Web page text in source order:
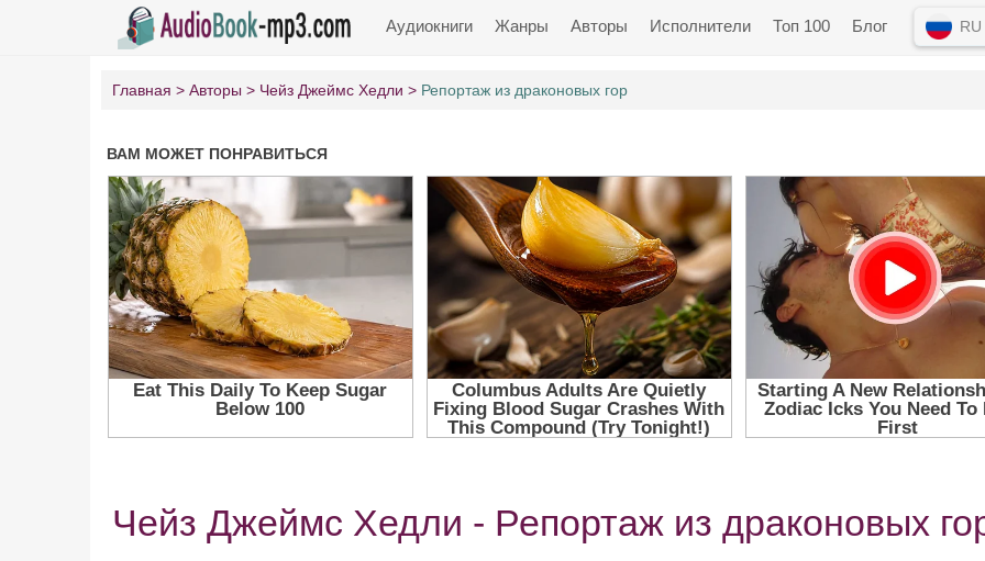
Аудиокниги Жанры Авторы Исполнители Топ 100 Блог RU
Главная Авторы Чейз Джеймс Хедли Репортаж из драконовых гор
Чейз Джеймс Хедли - Репортаж из драконовых